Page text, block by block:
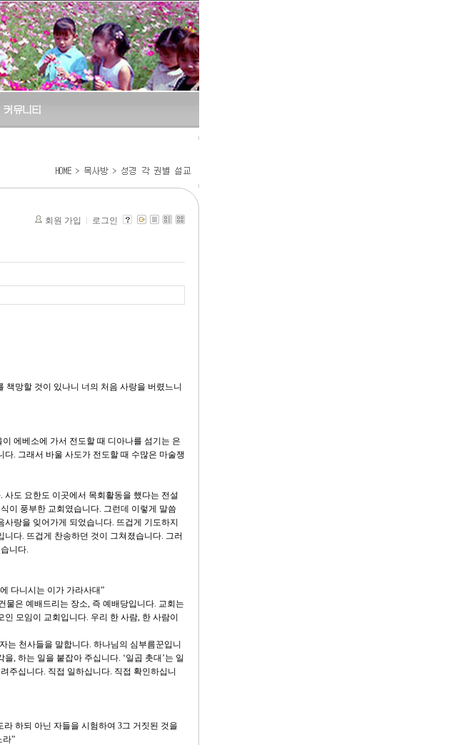
회원 가입 로그인
망할 것이 있나니 너의 처음 사랑을 버렸느니
에베소에 가서 전도할 때 디아나를 섬기는 은
. 그래서 바울 사도가 전도할 때 수많은 마술쟁
도 요한도 이곳에서 목회활동을 했다는 전설
이 풍부한 교회였습니다. 그런데 이렇게 말씀
랑을 잊어가게 되었습니다. 뜨겁게 기도하지
다. 뜨겁게 찬송하던 것이 그쳐졌습니다. 그러
니다.
다니시는 이가 가라사대”
물은 예배드리는 장소, 즉 예배당입니다. 교회는
모임이 교회입니다. 우리 한 사람, 한 사람이
는 천사들을 말합니다. 하나님의 심부름꾼입니
, 하는 일을 붙잡아 주십니다. ‘일곱 촛대’는 일
주십니다. 직접 일하십니다. 직접 확인하십니
하되 아닌 자들을 시험하여 3그 거짓된 것을
라”